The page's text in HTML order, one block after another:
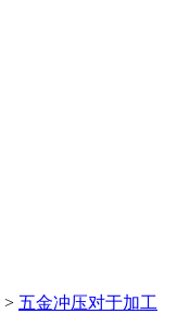
> 五金冲压对于加工